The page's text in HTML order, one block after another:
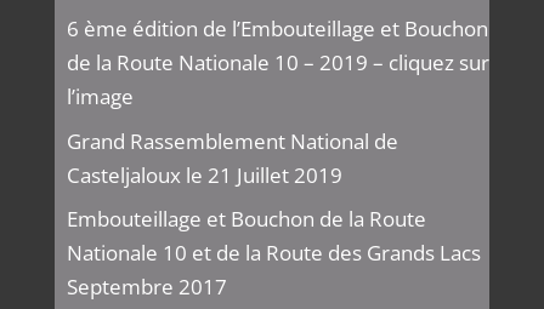
6 ème édition de l’Embouteillage et Bouchon
de la Route Nationale 10 – 2019 – cliquez sur
l’image
Grand Rassemblement National de
Casteljaloux le 21 Juillet 2019
Embouteillage et Bouchon de la Route
Nationale 10 et de la Route des Grands Lacs
Septembre 2017